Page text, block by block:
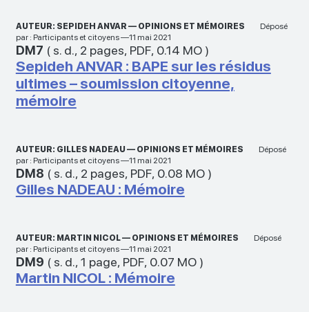
AUTEUR: SEPIDEH ANVAR — OPINIONS ET MÉMOIRES
Déposé
par : Participants et citoyens —11 mai 2021
DM7 ( s. d., 2 pages, PDF, 0.14 MO)
Sepideh ANVAR : BAPE sur les résidus
ultimes – soumission citoyenne,
mémoire
AUTEUR: GILLES NADEAU — OPINIONS ET MÉMOIRES
Déposé
par : Participants et citoyens —11 mai 2021
DM8 ( s. d., 2 pages, PDF, 0.08 MO)
Gilles NADEAU : Mémoire
AUTEUR: MARTIN NICOL — OPINIONS ET MÉMOIRES
Déposé
par : Participants et citoyens —11 mai 2021
DM9 ( s. d., 1 page, PDF, 0.07 MO)
Martin NICOL : Mémoire